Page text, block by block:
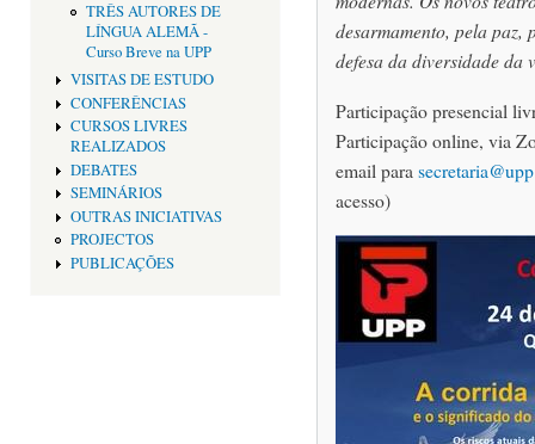
TRÊS AUTORES DE
LÍNGUA ALEMÃ -
Curso Breve na UPP
VISITAS DE ESTUDO
CONFERÊNCIAS
CURSOS LIVRES
REALIZADOS
DEBATES
SEMINÁRIOS
OUTRAS INICIATIVAS
PROJECTOS
PUBLICAÇÕES
desarmamento, pela
defesa da diversidade da
Participação presencial
Participação online, via
email para
acesso)